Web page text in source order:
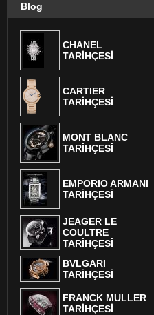
Blog
CHANEL
TARİHÇESİ
CARTIER
TARİHÇESİ
MONT BLANC
TARİHÇESİ
EMPORIO ARMANI
TARİHÇESİ
JEAGER LE
COULTRE
TARİHÇESİ
BVLGARI
TARİHÇESİ
FRANCK MULLER
TARİHÇESİ